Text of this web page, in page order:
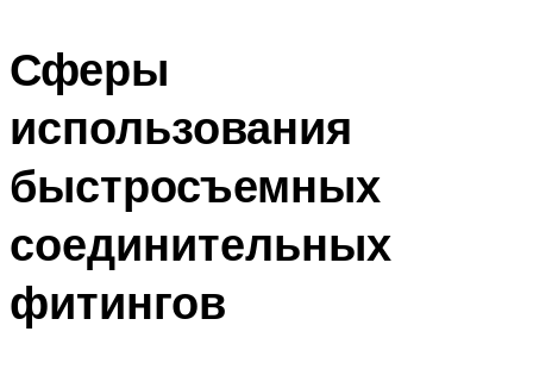
Сферы
использования
быстросъемных
соединительных
фитингов